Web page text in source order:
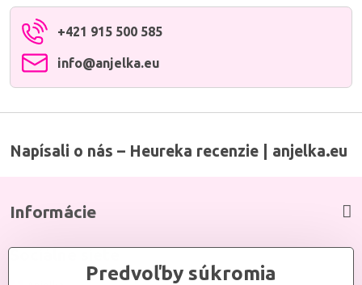
+421 915 500 585
info​@anjelka​.eu
Napísali o nás – Heureka recenzie | anjelka.eu
Informácie
Sociálne siete
Predvoľby súkromia